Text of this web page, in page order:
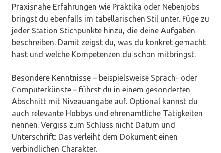
Praxisnahe Erfahrungen wie Praktika oder Nebenjobs
bringst du ebenfalls im tabellarischen Stil unter. Füge zu
jeder Station Stichpunkte hinzu, die deine Aufgaben
beschreiben. Damit zeigst du, was du konkret gemacht
hast und welche Kompetenzen du schon mitbringst.
Besondere Kenntnisse – beispielsweise Sprach- oder
Computerkünste – führst du in einem gesonderten
Abschnitt mit Niveauangabe auf. Optional kannst du
auch relevante Hobbys und ehrenamtliche Tätigkeiten
nennen. Vergiss zum Schluss nicht Datum und
Unterschrift: Das verleiht dem Dokument einen
verbindlichen Charakter.